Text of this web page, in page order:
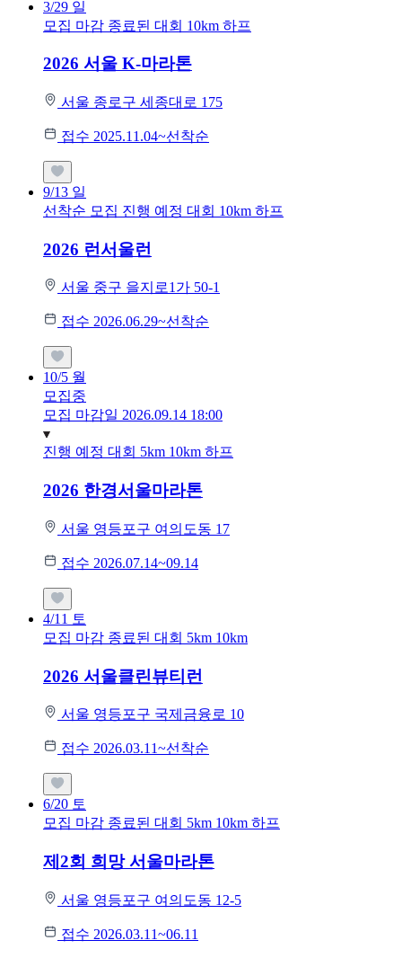
3/29 일
모집 마감 종료된 대회 10km 하프
2026 서울 K-마라톤
서울 종로구 세종대로 175
접수 2025.11.04~선착순
9/13 일
선착순 모집 진행 예정 대회 10km 하프
2026 런서울런
서울 중구 을지로1가 50-1
접수 2026.06.29~선착순
10/5 월
모집중
모집 마감일 2026.09.14 18:00
진행 예정 대회 5km 10km 하프
2026 한경서울마라톤
서울 영등포구 여의도동 17
접수 2026.07.14~09.14
4/11 토
모집 마감 종료된 대회 5km 10km
2026 서울클린뷰티런
서울 영등포구 국제금융로 10
접수 2026.03.11~선착순
6/20 토
모집 마감 종료된 대회 5km 10km 하프
제2회 희망 서울마라톤
서울 영등포구 여의도동 12-5
접수 2026.03.11~06.11